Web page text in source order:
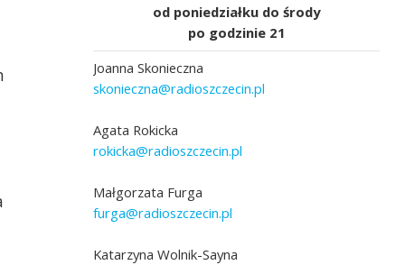
od poniedziałku do środy
po godzinie 21
Joanna Skonieczna
skonieczna@radioszczecin.pl
Agata Rokicka
rokicka@radioszczecin.pl
Małgorzata Furga
furga@radioszczecin.pl
Katarzyna Wolnik-Sayna